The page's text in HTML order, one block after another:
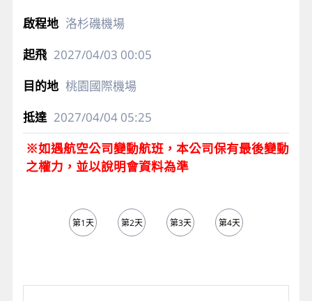
1
BR8
2027/03/2710:30
舊金山機場